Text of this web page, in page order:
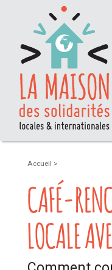
Accueil >
CAFÉ-
LOCALE